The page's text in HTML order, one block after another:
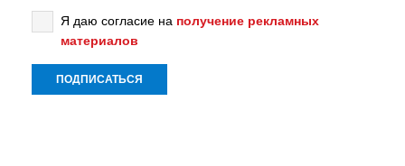
Я даю согласие на получение рекламных
материалов